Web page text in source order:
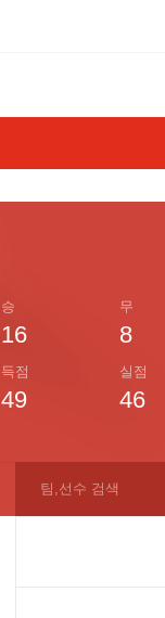
승
16
무
8
득점
49
실점
46
팀,선수 검색